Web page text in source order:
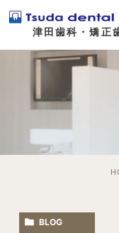
津田歯科・矯正
BLOG